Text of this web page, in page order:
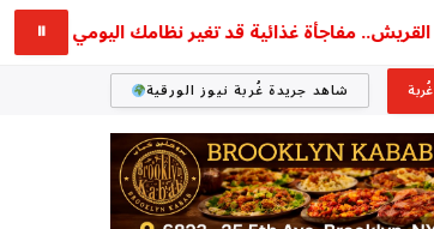
مفاجأة غذائية قد تغير نظامك اليومي ⏸
شاهد جريدة غُربة نيوز الورقية